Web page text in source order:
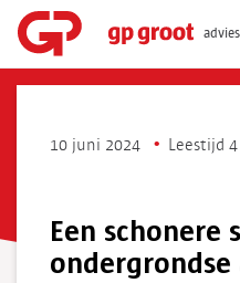
10 juni 2024 Leestijd
Een schonere